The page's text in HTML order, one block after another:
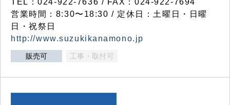
TEL：024-922-7636 / FAX：024-922-7694
営業時間：8:30〜18:30 / 定休日：土曜日・日曜
日・祝祭日
http://www.suzukikanamono.jp
販売可 工事・取付可